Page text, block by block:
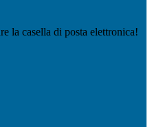
la casella di posta elettronica!